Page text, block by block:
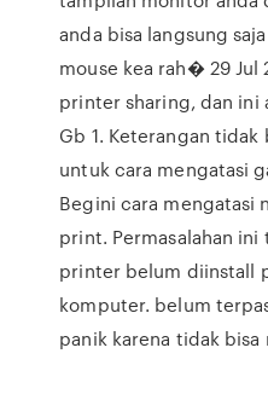
anda bisa langsung
mouse kea rah� 29 Jul
printer sharing, dan ini
Gb 1. Keterangan
untuk cara mengatasi
Begini cara mengatasi
print. Permasalahan
printer belum diinstall
komputer. belum
panik karena tidak